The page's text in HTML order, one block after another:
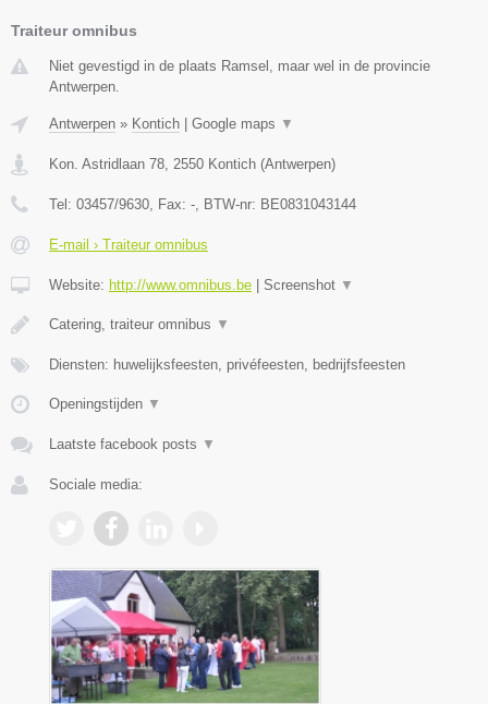
Traiteur omnibus
Niet gevestigd in de plaats Ramsel, maar wel in de provincie
Antwerpen.
Antwerpen » Kontich Google maps ▼
Kon. Astridlaan 78, 2550 Kontich (Antwerpen)
Tel: 03457/9630, Fax: -, BTW-nr: BE0831043144
E-mail › Traiteur omnibus
Website: http://www.omnibus.be Screenshot ▼
Catering, traiteur omnibus ▼
Diensten: huwelijksfeesten, privéfeesten, bedrijfsfeesten
Openingstijden ▼
Laatste facebook posts ▼
Sociale media: